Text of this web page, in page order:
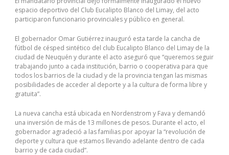
espacio deportivo del Club Eucalipto Blanco del Limay, del acto
participaron funcionario provinciales y público en general.
El gobernador Omar Gutiérrez inauguró esta tarde la cancha de
fútbol de césped sintético del club Eucalipto Blanco del Limay de la
ciudad de Neuquén y durante el acto aseguró que “queremos seguir
trabajando junto a cada institución, barrio o cooperativa para que
todos los barrios de la ciudad y de la provincia tengan las mismas
posibilidades de acceder al deporte y a la cultura de forma libre y
gratuita”.
La nueva cancha está ubicada en Nordenstrom y Fava y demandó
una inversión de más de 13 millones de pesos. Durante el acto, el
gobernador agradeció a las familias por apoyar la “revolución de
deporte y cultura que estamos llevando adelante dentro de cada
barrio y de cada ciudad”.